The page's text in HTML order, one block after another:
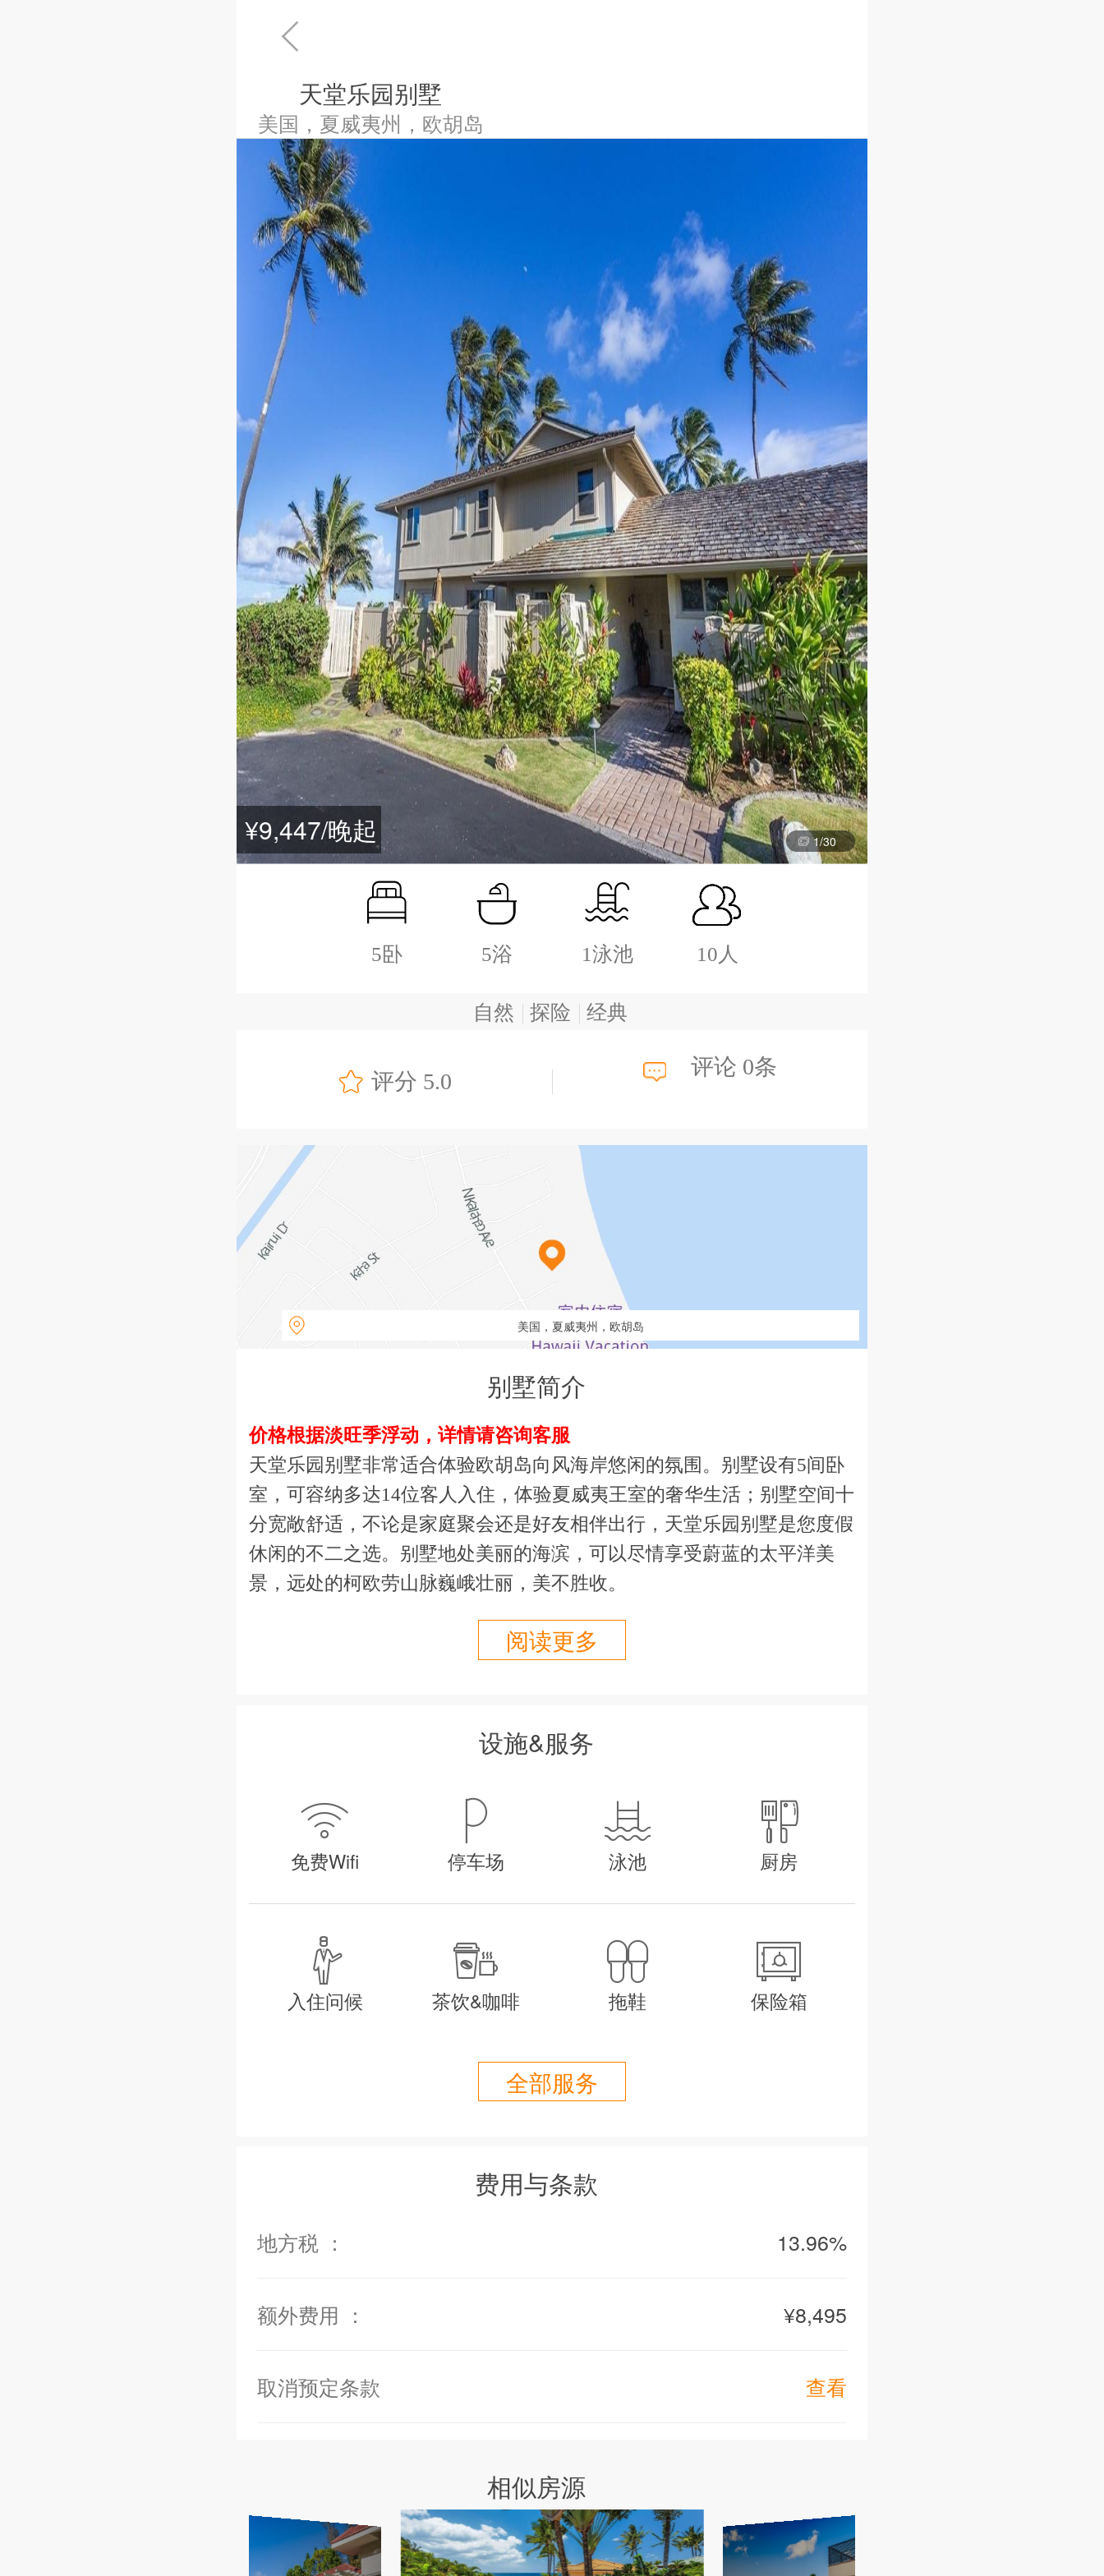
天堂乐园别墅
美国，夏威夷州，欧胡岛
¥9,447/晚起 1/30
5卧 5浴 1泳池 10人
自然 探险 经典
评分 5.0
评论 0条
美国，夏威夷州，欧胡岛
别墅简介
价格根据淡旺季浮动，详情请咨询客服
天堂乐园别墅非常适合体验欧胡岛向风海岸悠闲的氛围。别墅设有5间卧
室，可容纳多达14位客人入住，体验夏威夷王室的奢华生活；别墅空间十
分宽敞舒适，不论是家庭聚会还是好友相伴出行，天堂乐园别墅是您度假
休闲的不二之选。别墅地处美丽的海滨，可以尽情享受蔚蓝的太平洋美
景，远处的柯欧劳山脉巍峨壮丽，美不胜收。
着腰肢。新鲜美味的海鲜在烧烤架上翻腾，一场露天盛宴正如火如荼地筹
步行前往凯卢阿海滩的金色海岸尽情享受假期的愉悦吧；还可以前往哈尔
凯冲浪网球俱乐部，设有游泳池、网球场和俱乐部会所。
花板、自然的设计图案、多彩的艺术装饰和美丽的鲜花……都赋予了别墅
独有的夏威夷特色。 别墅设有巨型窗户，可饱览徐徐翻滚的波浪和充满
餐厅设有法式落地玻璃门，可随时打开迎接扑面而来的清新海风；美食厨
房设有高档家电和一个玻璃顶的花岗岩岛屿；媒体室中设有平面电视，可
观赏海量电影，放松身心。
距离凯鲁阿镇有餐馆，购物，夜生活 1.3公里 （Kailua with restaurants,
距离柯劳高尔夫球场（Koolau Golf Course） 6.0英里
距离威基基海滩（Waikiki Beach） 16.9英里
房间细节：
卧室2：特大号床，配备连接浴室，空调，吊扇，电视，保险箱，iPod基
卧室4：2张大号床，配备连接浴室，空调，吊扇，电视，保险箱，iPod基
座
阅读更多
设施&服务

免费Wifi

停车场

泳池

厨房

入住问候

茶饮&咖啡

拖鞋

保险箱
全部服务
费用与条款
地方税 ： 13.96%
额外费用 ： ¥8,495
取消预定条款 查看
相似房源